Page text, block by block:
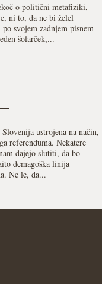
o politični metafiziki,
ni to, da ne bi želel
svojem zadnjem pisnem
šolarček,...
ustrojena na način,
referenduma. Nekatere
dajejo slutiti, da bo
demagoška linija
Ne le, da...